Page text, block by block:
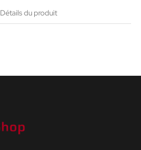
Détails du produit